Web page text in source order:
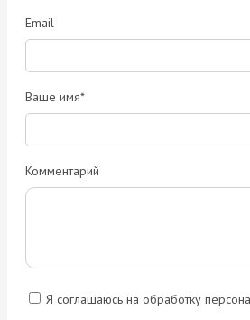
Email
Ваше имя*
Комментарий
Я соглашаюсь на обработку